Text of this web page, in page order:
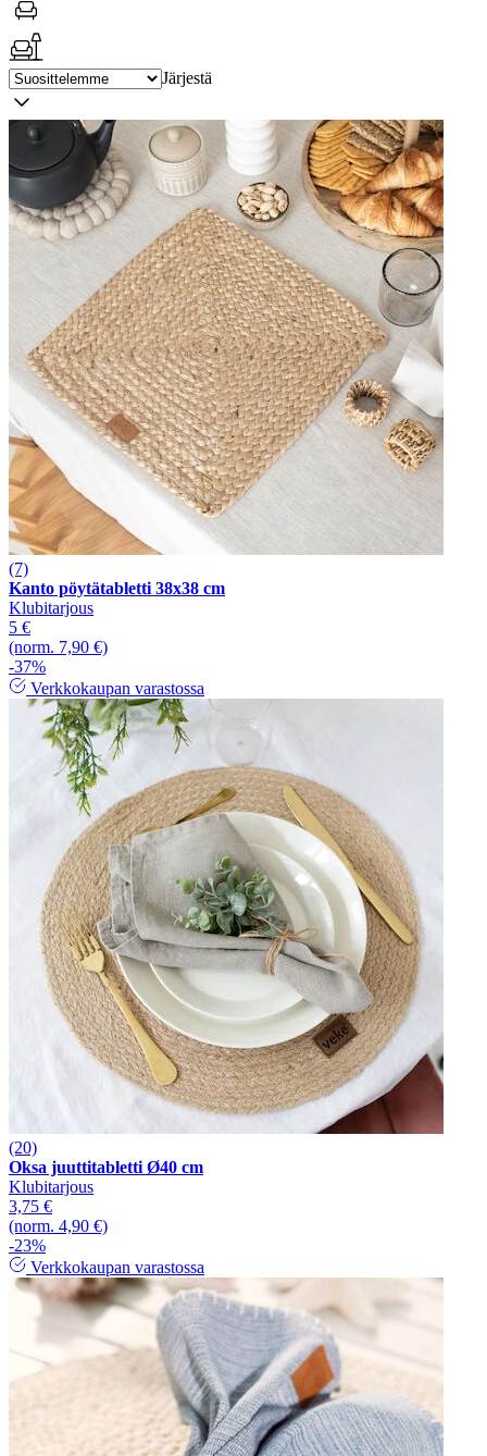
Järjestä
(7)
Kanto pöytätabletti 38x38 cm
Klubitarjous
5 €
(norm. 7,90 €)
-37%
Verkkokaupan varastossa
(20)
Oksa juuttitabletti Ø40 cm
Klubitarjous
3,75 €
(norm. 4,90 €)
-23%
Verkkokaupan varastossa